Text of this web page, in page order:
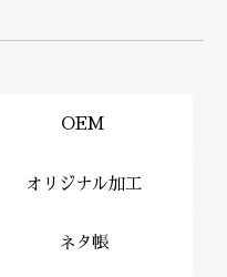
OEM
オリジナル加工
ネタ帳